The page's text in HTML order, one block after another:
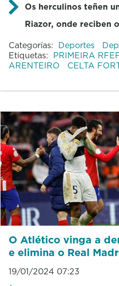
Os herculinos teñen
Riazor, onde reciben
Categorías: Deportes
Etiquetas: PRIMEIRA
ARENTEIRO
CELTA
O Atlético vinga a
e elimina o Real
19/01/2024 07:23